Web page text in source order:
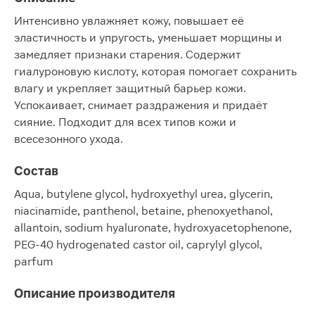
Интенсивно увлажняет кожу, повышает её
эластичность и упругость, уменьшает морщины и
замедляет признаки старения. Содержит
гиалуроновую кислоту, которая помогает сохранить
влагу и укрепляет защитный барьер кожи.
Успокаивает, снимает раздражения и придаёт
сияние. Подходит для всех типов кожи и
всесезонного ухода.
Состав
Aqua, butylene glycol, hydroxyethyl urea, glycerin,
niacinamide, panthenol, betaine, phenoxyethanol,
allantoin, sodium hyaluronate, hydroxyacetophenone,
PEG-40 hydrogenated castor oil, caprylyl glycol,
parfum
Описание производителя